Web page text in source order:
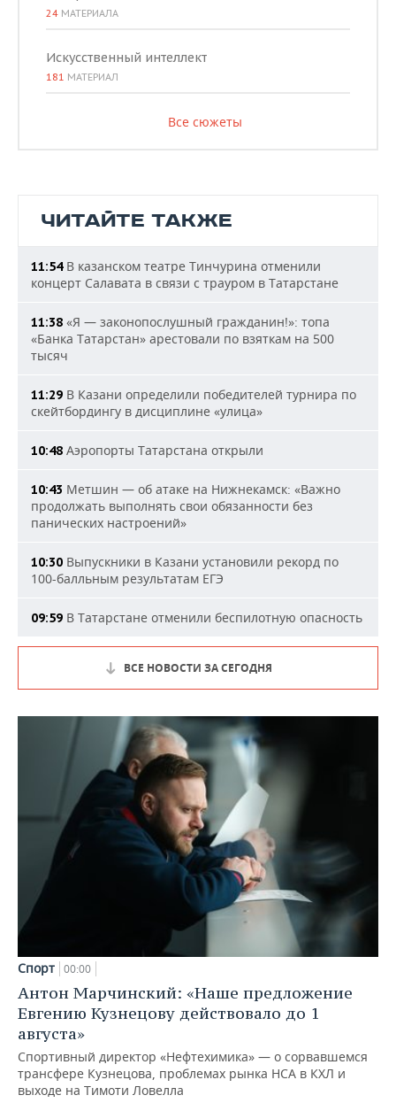
24 МАТЕРИАЛА
Искусственный интеллект
181 МАТЕРИАЛ
Все сюжеты
ЧИТАЙТЕ ТАКЖЕ
11:54В казанском театре Тинчурина отменили
концерт Салавата в связи с трауром в Татарстане
11:38 «Я — законопослушный гражданин!»: топа
«Банка Татарстан» арестовали по взяткам на 500
тысяч
11:29 В Казани определили победителей турнира по
скейтбордингу в дисциплине «улица»
10:48 Аэропорты Татарстана открыли
10:43 Метшин — об атаке на Нижнекамск: «Важно
продолжать выполнять свои обязанности без
панических настроений»
10:30 Выпускники в Казани установили рекорд по
100-балльным результатам ЕГЭ
09:59 В Татарстане отменили беспилотную опасность
ВСЕ НОВОСТИ ЗА СЕГОДНЯ
Спорт 00:00
Антон Марчинский: «Наше предложение
Евгению Кузнецову действовало до 1
августа»
Спортивный директор «Нефтехимика» — о сорвавшемся
трансфере Кузнецова, проблемах рынка НСА в КХЛ и
выходе на Тимоти Ловелла